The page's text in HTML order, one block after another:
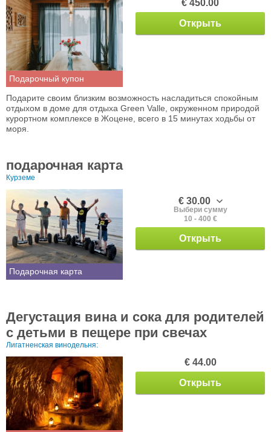
Подарочный купон
€ 450.00
Открыть
Подарите своим близким возможность насладиться спокойным
отдыхом в доме для отдыха Green Valle, окруженном природой
курортном комплексе в Жоцене, всего в 15 минутах ходьбы от
моря.
подарочная карта
Курземе
Подарочная карта
€ 30.00
Выбери сумму
10 - 400 €
Открыть
Дегустация вина и сока для родителей
с детьми в пещере при свечах
Лигатненская винодельня:
€ 44.00
Открыть